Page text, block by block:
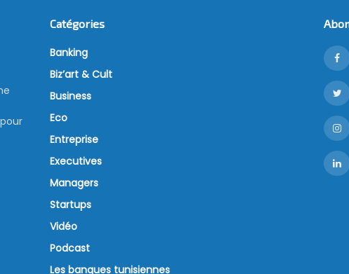
Catégories
Banking
Biz’art & Cult
Business
Eco
Entreprise
Executives
Managers
Startups
Vidéo
Podcast
Les banques tunisiennes